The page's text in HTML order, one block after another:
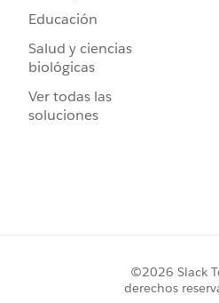
Educación
Salud y ciencias
biológicas
Ver todas las
soluciones
©2026 Slack
derechos